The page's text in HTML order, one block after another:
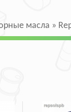
масла »